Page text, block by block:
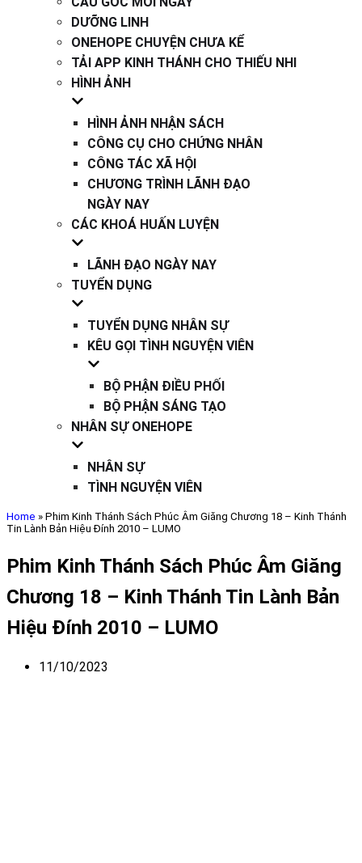
DƯỠNG LINH
ONEHOPE CHUYỆN CHƯA KỂ
TẢI APP KINH THÁNH CHO THIẾU NHI
HÌNH ẢNH
HÌNH ẢNH NHẬN SÁCH
CÔNG CỤ CHO CHỨNG NHÂN
CÔNG TÁC XÃ HỘI
CHƯƠNG TRÌNH LÃNH ĐẠO
NGÀY NAY
CÁC KHOÁ HUẤN LUYỆN
LÃNH ĐẠO NGÀY NAY
TUYỂN DỤNG
TUYỂN DỤNG NHÂN SỰ
KÊU GỌI TÌNH NGUYỆN VIÊN
BỘ PHẬN ĐIỀU PHỐI
BỘ PHẬN SÁNG TẠO
NHÂN SỰ ONEHOPE
NHÂN SỰ
TÌNH NGUYỆN VIÊN
Home » Phim Kinh Thánh Sách Phúc Âm Giăng Chương 18 – Kinh Thánh
Tin Lành Bản Hiệu Đính 2010 – LUMO
Phim Kinh Thánh Sách Phúc Âm Giăng
Chương 18 – Kinh Thánh Tin Lành Bản
Hiệu Đính 2010 – LUMO
11/10/2023